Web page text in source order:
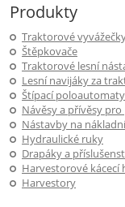
Produkty
Traktorové
Štěpkovače
Traktorové lesní
Lesní navijáky za
Štípací poloautomaty
Návěsy a přívěsy
Nástavby na
Hydraulické ruky
Drapáky a
Harvestorové kácecí
Harvestory